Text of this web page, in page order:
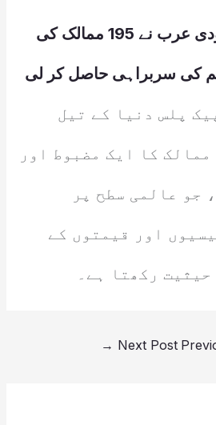
سعودی عرب نے 195 ممالک کی
کی سربراہی حاصل کر لی
پلس دنیا کے تیل
کا ایک مضبوط اور
جو عالمی سطح پر
اور قیمتوں کے
رکھتا ہے۔
Next Post
→